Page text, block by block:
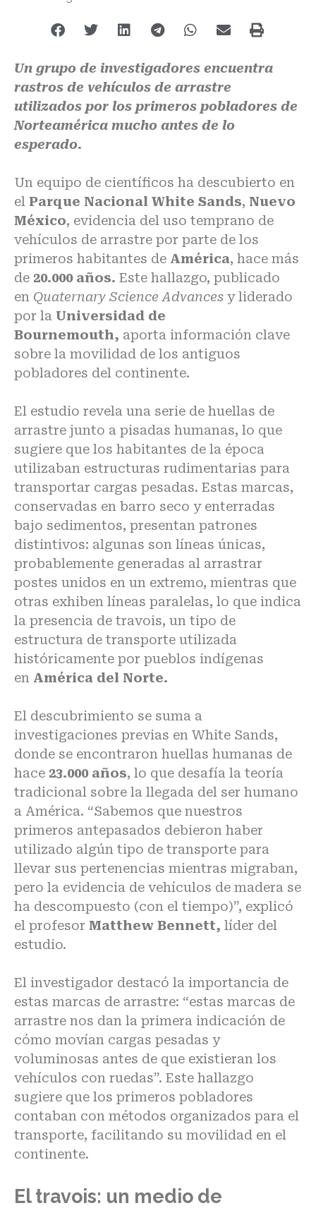
Un grupo de investigadores encuentra
rastros de vehículos de arrastre
utilizados por los primeros pobladores de
Norteamérica mucho antes de lo
esperado.
Un equipo de científicos ha descubierto en
el Parque Nacional White Sands, Nuevo
México, evidencia del uso temprano de
vehículos de arrastre por parte de los
primeros habitantes de América, hace más
de 20.000 años. Este hallazgo, publicado
en Quaternary Science Advances y liderado
por la Universidad de
Bournemouth, aporta información clave
sobre la movilidad de los antiguos
pobladores del continente.
El estudio revela una serie de huellas de
arrastre junto a pisadas humanas, lo que
sugiere que los habitantes de la época
utilizaban estructuras rudimentarias para
transportar cargas pesadas. Estas marcas,
conservadas en barro seco y enterradas
bajo sedimentos, presentan patrones
distintivos: algunas son líneas únicas,
probablemente generadas al arrastrar
postes unidos en un extremo, mientras que
otras exhiben líneas paralelas, lo que indica
la presencia de travois, un tipo de
estructura de transporte utilizada
históricamente por pueblos indígenas
en América del Norte.
El descubrimiento se suma a
investigaciones previas en White Sands,
donde se encontraron huellas humanas de
hace 23.000 años, lo que desafía la teoría
tradicional sobre la llegada del ser humano
a América. “Sabemos que nuestros
primeros antepasados debieron haber
utilizado algún tipo de transporte para
llevar sus pertenencias mientras migraban,
pero la evidencia de vehículos de madera se
ha descompuesto (con el tiempo)”, explicó
el profesor Matthew Bennett, líder del
estudio.
El investigador destacó la importancia de
estas marcas de arrastre: “estas marcas de
arrastre nos dan la primera indicación de
cómo movían cargas pesadas y
voluminosas antes de que existieran los
vehículos con ruedas”. Este hallazgo
sugiere que los primeros pobladores
contaban con métodos organizados para el
transporte, facilitando su movilidad en el
continente.
El travois: un medio de